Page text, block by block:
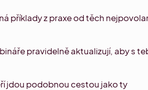
příklady z praxe od těch
pravidelně aktualizují, aby s
jdou podobnou cestou jako ty